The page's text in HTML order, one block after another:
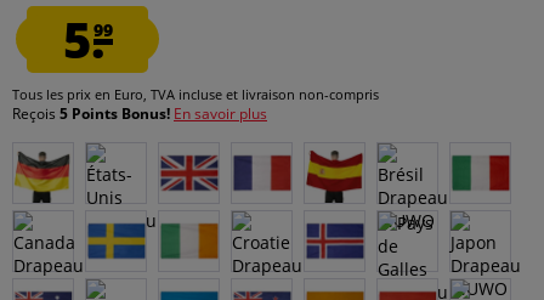
5.99
Tous les prix en Euro, TVA incluse et livraison non-compris
Reçois 5 Points Bonus! En savoir plus